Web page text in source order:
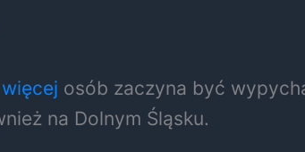
osób zaczyna być
na Dolnym Śląsku.